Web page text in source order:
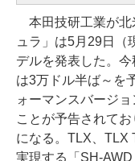
本田技研工業が北
ュラ」は5月29日（
デルを発表した。
は3万ドル半ば～を
ォーマンスバージ
ことが予告されて
になる。TLX、TLX
実現する「SH-